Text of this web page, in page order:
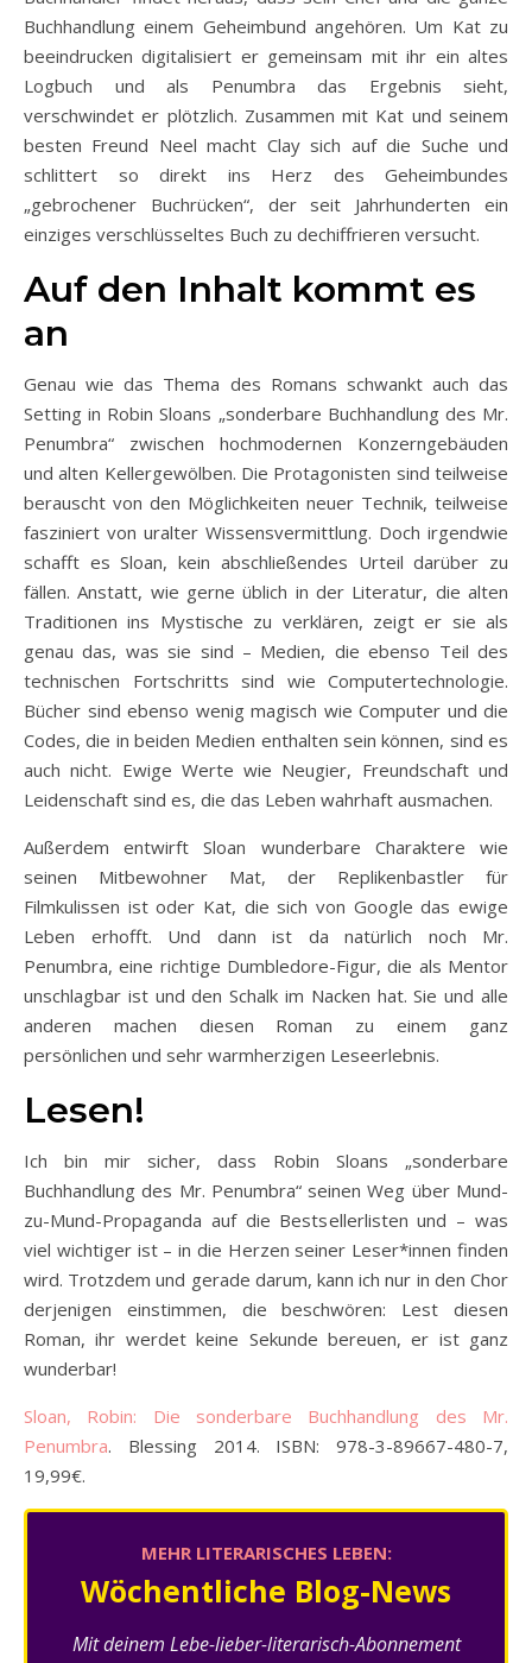
Buchhandlung einem Geheimbund angehören. Um Kat zu
beeindrucken digitalisiert er gemeinsam mit ihr ein altes
Logbuch und als Penumbra das Ergebnis sieht,
verschwindet er plötzlich. Zusammen mit Kat und seinem
besten Freund Neel macht Clay sich auf die Suche und
schlittert so direkt ins Herz des Geheimbundes
„gebrochener Buchrücken“, der seit Jahrhunderten ein
einziges verschlüsseltes Buch zu dechiffrieren versucht.
Auf den Inhalt kommt es
an
Genau wie das Thema des Romans schwankt auch das
Setting in Robin Sloans „sonderbare Buchhandlung des Mr.
Penumbra“ zwischen hochmodernen Konzerngebäuden
und alten Kellergewölben. Die Protagonisten sind teilweise
berauscht von den Möglichkeiten neuer Technik, teilweise
fasziniert von uralter Wissensvermittlung. Doch irgendwie
schafft es Sloan, kein abschließendes Urteil darüber zu
fällen. Anstatt, wie gerne üblich in der Literatur, die alten
Traditionen ins Mystische zu verklären, zeigt er sie als
genau das, was sie sind – Medien, die ebenso Teil des
technischen Fortschritts sind wie Computertechnologie.
Bücher sind ebenso wenig magisch wie Computer und die
Codes, die in beiden Medien enthalten sein können, sind es
auch nicht. Ewige Werte wie Neugier, Freundschaft und
Leidenschaft sind es, die das Leben wahrhaft ausmachen.
Außerdem entwirft Sloan wunderbare Charaktere wie
seinen Mitbewohner Mat, der Replikenbastler für
Filmkulissen ist oder Kat, die sich von Google das ewige
Leben erhofft. Und dann ist da natürlich noch Mr.
Penumbra, eine richtige Dumbledore-Figur, die als Mentor
unschlagbar ist und den Schalk im Nacken hat. Sie und alle
anderen machen diesen Roman zu einem ganz
persönlichen und sehr warmherzigen Leseerlebnis.
Lesen!
Ich bin mir sicher, dass Robin Sloans „sonderbare
Buchhandlung des Mr. Penumbra“ seinen Weg über Mund-
zu-Mund-Propaganda auf die Bestsellerlisten und – was
viel wichtiger ist – in die Herzen seiner Leser*innen finden
wird. Trotzdem und gerade darum, kann ich nur in den Chor
derjenigen einstimmen, die beschwören: Lest diesen
Roman, ihr werdet keine Sekunde bereuen, er ist ganz
wunderbar!
Sloan, Robin: Die sonderbare Buchhandlung des Mr.
Penumbra. Blessing 2014. ISBN: 978-3-89667-480-7,
19,99€.
MEHR LITERARISCHES LEBEN:
Wöchentliche Blog-News
Mit deinem Lebe-lieber-literarisch-Abonnement